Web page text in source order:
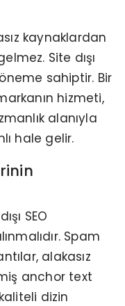
kaynaklardan
Site dışı
sahiptir. Bir
hizmeti,
alanıyla
hale gelir.
SEO
Spam
alakasız
anchor text
dizin